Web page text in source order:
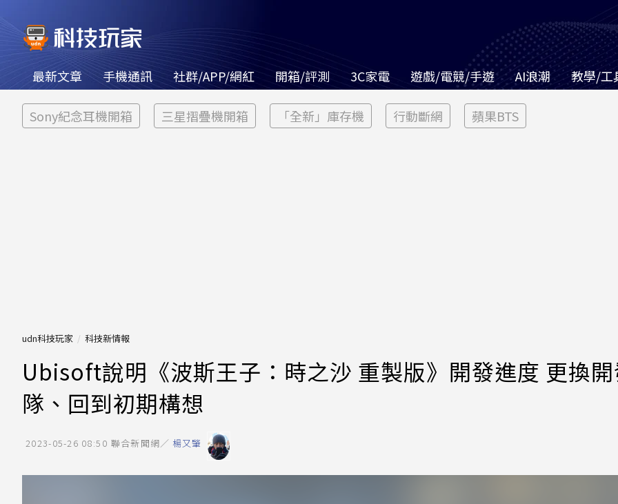
最新文章 手機通訊 社群/APP/網紅 開箱/評測 3C家電 遊戲/電競/手遊 AI浪潮 教學/工
Sony紀念耳機開箱 三星摺疊機開箱 「全新」庫存機 行動斷網 蘋果BTS
udn科技玩家 科技新情報
Ubisoft說明《波斯王子：時之沙 重製版》開發進度 更換
隊、回到初期構想
2023-05-26 08:50 聯合新聞網／ 楊又肇